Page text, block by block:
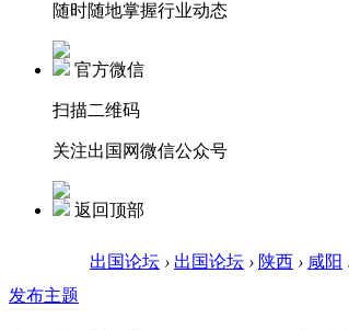
随时随地掌握行业动态
官方微信
扫描二维码
关注出国网微信公众号
返回顶部
出国论坛 › 出国论坛 › 陕西 › 咸阳
发布主题